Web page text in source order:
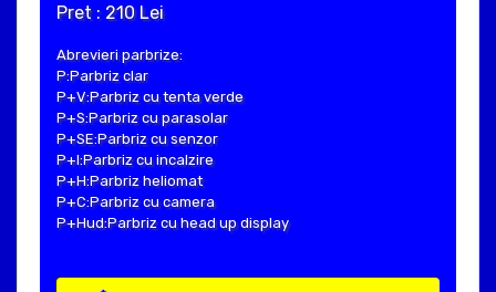
Pret : 210 Lei
Abrevieri parbrize:
P:Parbriz clar
P+V:Parbriz cu tenta verde
P+S:Parbriz cu parasolar
P+SE:Parbriz cu senzor
P+I:Parbriz cu incalzire
P+H:Parbriz heliomat
P+C:Parbriz cu camera
P+Hud:Parbriz cu head up display